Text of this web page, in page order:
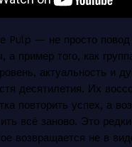
Pulp — не просто повод
а пример того, как
актуальность и
десятилетия. Их
повторить успех, а
всё заново. Это
возвращается не в